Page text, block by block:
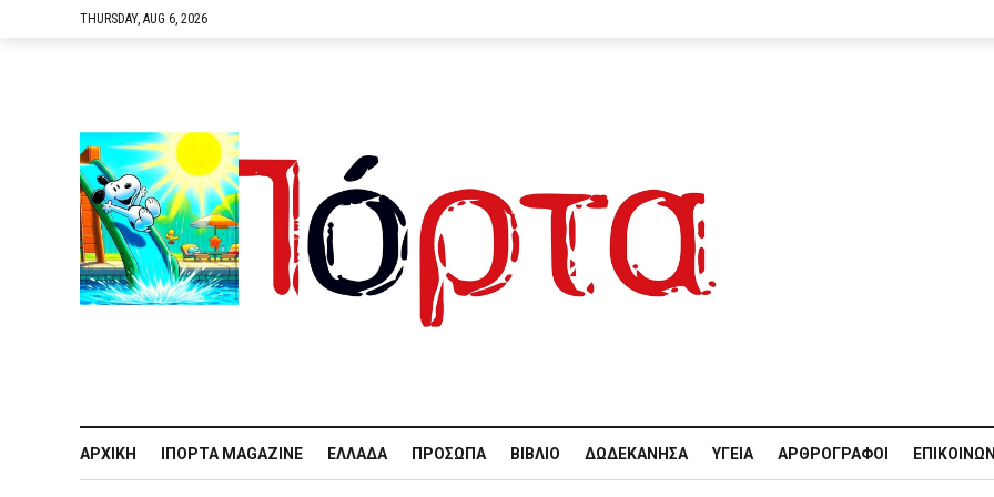
THURSDAY, AUG 6, 2026
ΑΡΧΙΚΉ IΠΌΡΤΑ MAGAZINE ΕΛΛΆΔΑ ΠΡΌΣΩΠΑ ΒΙΒΛΊΟ ΔΩΔΕΚΆΝΗΣΑ ΥΓΕΊΑ ΑΡΘΡΟΓΡΆΦΟΙ